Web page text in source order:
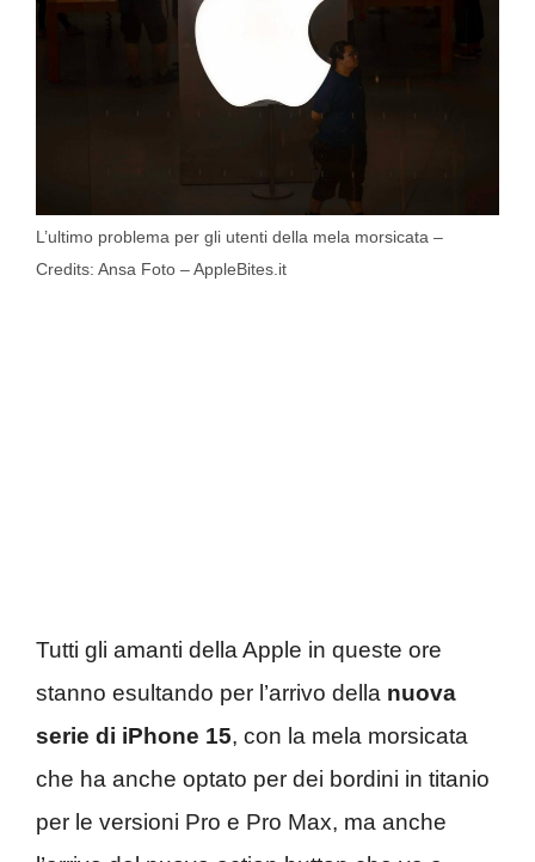
L’ultimo problema per gli utenti della mela morsicata –
Credits: Ansa Foto – AppleBites.it
Tutti gli amanti della Apple in queste ore
stanno esultando per l’arrivo della nuova
serie di iPhone 15, con la mela morsicata
che ha anche optato per dei bordini in titanio
per le versioni Pro e Pro Max, ma anche